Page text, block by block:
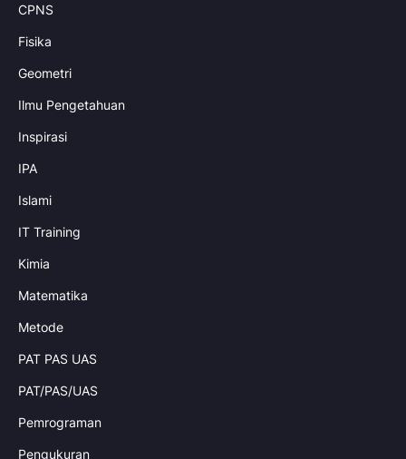
CPNS
Fisika
Geometri
Ilmu Pengetahuan
Inspirasi
IPA
Islami
IT Training
Kimia
Matematika
Metode
PAT PAS UAS
PAT/PAS/UAS
Pemrograman
Pengukuran